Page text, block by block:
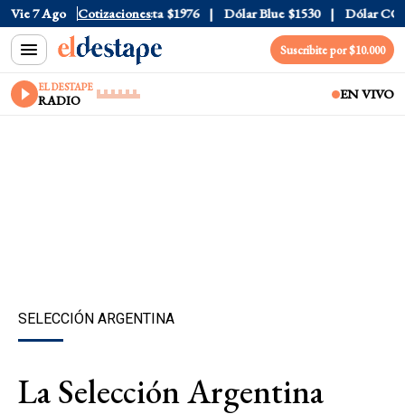
Vie 7 Ago Cotizaciones
$1520 Dólar Tarjeta $1976 Dólar Blue $1530 Dólar CCL
Suscribite por $10.000
EL DESTAPE
RADIO EN VIVO
SELECCIÓN ARGENTINA
La Selección Argentina